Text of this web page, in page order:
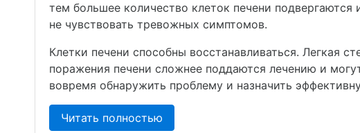
тем большее количество клеток печени
не чувствовать тревожных симптомов.
Клетки печени способны восстанавливаться. Легкая
поражения печени сложнее поддаются лечению и
вовремя обнаружить проблему и назначить
Читать полностью